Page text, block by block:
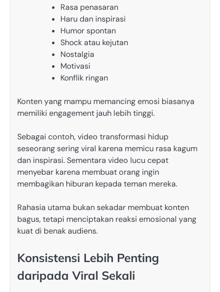
Rasa penasaran
Haru dan inspirasi
Humor spontan
Shock atau kejutan
Nostalgia
Motivasi
Konflik ringan
Konten yang mampu memancing emosi biasanya
memiliki engagement jauh lebih tinggi.
Sebagai contoh, video transformasi hidup
seseorang sering viral karena memicu rasa kagum
dan inspirasi. Sementara video lucu cepat
menyebar karena membuat orang ingin
membagikan hiburan kepada teman mereka.
Rahasia utama bukan sekadar membuat konten
bagus, tetapi menciptakan reaksi emosional yang
kuat di benak audiens.
Konsistensi Lebih Penting
daripada Viral Sekali